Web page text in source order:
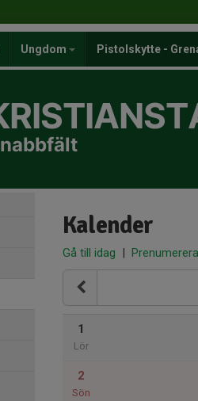
Ungdom Pistolskytte -
Kalender
Gå till idag | Prenumerera
1
Lör
2
Sön